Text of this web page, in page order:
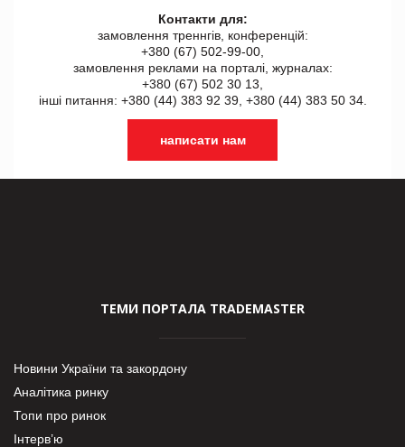
Контакти для:
замовлення треннгів, конференцій:
+380 (67) 502-99-00,
замовлення реклами на порталі, журналах:
+380 (67) 502 30 13,
інші питання: +380 (44) 383 92 39, +380 (44) 383 50 34.
написати нам
ТЕМИ ПОРТАЛА TRADEMASTER
Новини України та закордону
Аналітика ринку
Топи про ринок
Інтерв’ю